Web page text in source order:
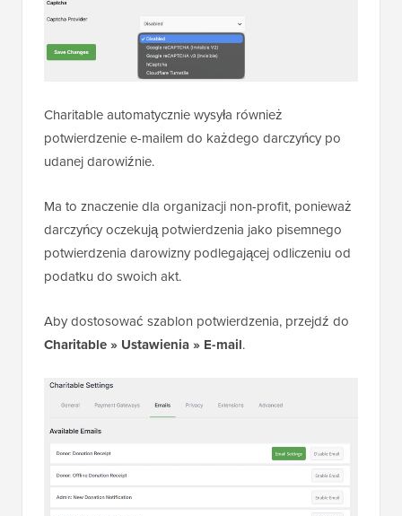
Charitable automatycznie wysyła również
potwierdzenie e-mailem do każdego darczyńcy po
udanej darowiźnie.
Ma to znaczenie dla organizacji non-profit, ponieważ
darczyńcy oczekują potwierdzenia jako pisemnego
potwierdzenia darowizny podlegającej odliczeniu od
podatku do swoich akt.
Aby dostosować szablon potwierdzenia, przejdź do
Charitable » Ustawienia » E-mail.